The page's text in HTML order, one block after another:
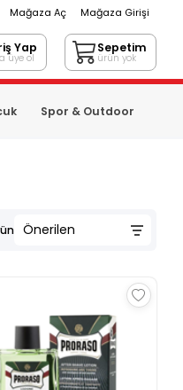
Mağaza Aç Mağaza Girişi
Yap
üye ol
Sepetim
ürün yok
Spor & Outdoor